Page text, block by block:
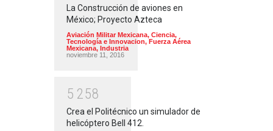
La Construcción de aviones en
México; Proyecto Azteca
Aviación Militar Mexicana, Ciencia,
Tecnología e Innovacion, Fuerza Aérea
Mexicana, Industria
noviembre 11, 2016
5 258
Crea el Politécnico un simulador de
helicóptero Bell 412.